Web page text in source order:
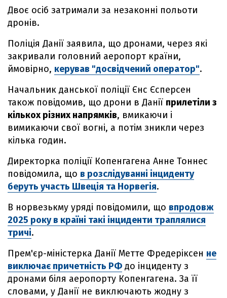
Двоє осіб затримали за незаконні польоти
дронів.
Поліція Данії заявила, що дронами, через які
закривали головний аеропорт країни,
ймовірно, керував "досвідчений оператор".
Начальник данської поліції Єнс Єсперсен
також повідомив, що дрони в Данії прилетіли з
кількох різних напрямків, вмикаючи і
вимикаючи свої вогні, а потім зникли через
кілька годин.
Директорка поліції Копенгагена Анне Тоннес
повідомила, що в розслідуванні інциденту
беруть участь Швеція та Норвегія.
В норвезькму уряді повідомили, що впродовж
2025 року в країні такі інциденти траплялися
тричі.
Прем'єр-міністерка Данії Метте Фредеріксен не
виключає причетність РФ до інциденту з
дронами біля аеропорту Копенгагена. За її
словами, у Данії не виключають жодну з